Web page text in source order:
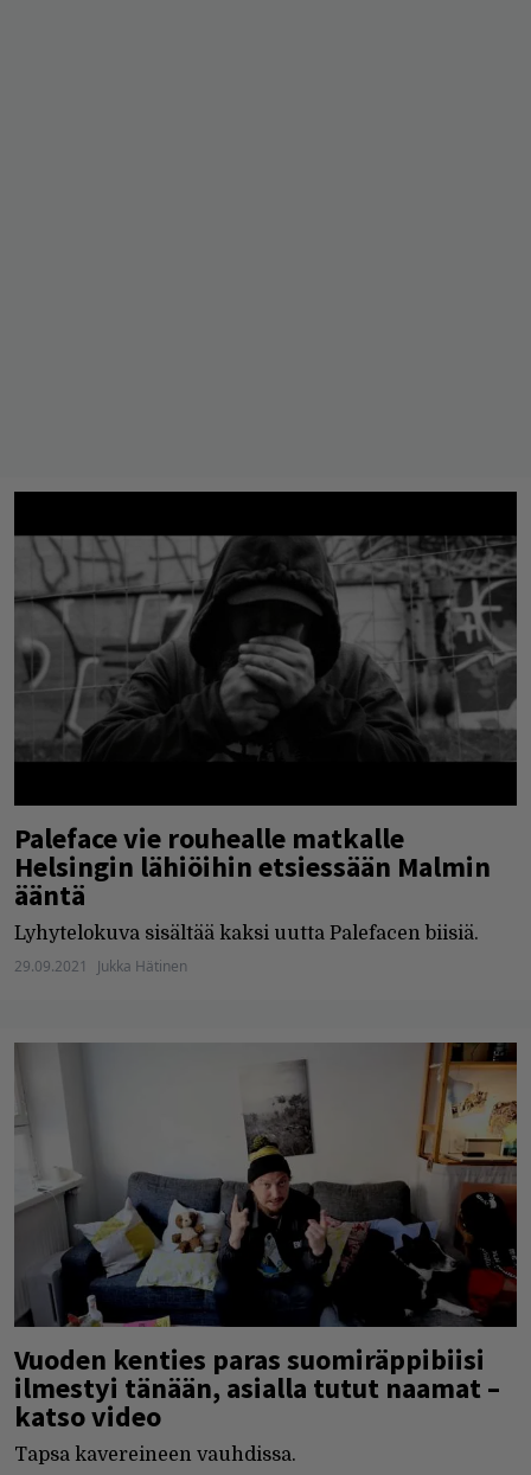
Paleface vie rouhealle matkalle
Helsingin lähiöihin etsiessään Malmin
ääntä
Lyhytelokuva sisältää kaksi uutta Palefacen biisiä.
29.09.2021 Jukka Hätinen
Vuoden kenties paras suomiräppibiisi
ilmestyi tänään, asialla tutut naamat –
katso video
Tapsa kavereineen vauhdissa.